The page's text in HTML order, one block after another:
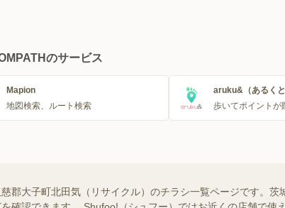
のサービス
Mapion
地図検索、ルート検索
aruku&（あるくと
歩いてポイントが
郡大子町北田気（リサイクル）のチラシ一覧ページです。